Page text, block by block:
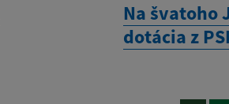
Na švatoho
dotácia z